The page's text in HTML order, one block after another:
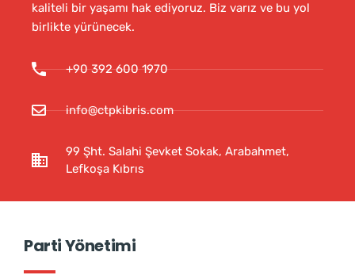
kaliteli bir yaşamı hak ediyoruz. Biz varız ve bu yol
birlikte yürünecek.
+90 392 600 1970
info@ctpkibris.com
99 Şht. Salahi Şevket Sokak, Arabahmet,
Lefkoşa Kıbrıs
Parti Yönetimi